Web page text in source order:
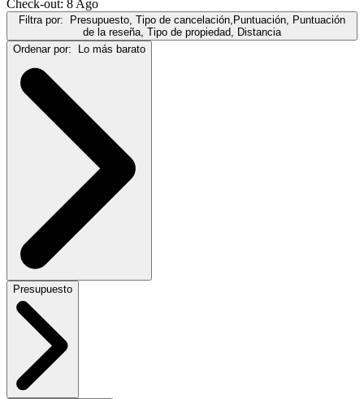
Check-out: 8 Ago
Filtra por:
Presupuesto, Tipo de cancelación,Puntuación, Puntuación
de la reseña, Tipo de propiedad, Distancia
Ordenar por:
Lo más barato
Presupuesto